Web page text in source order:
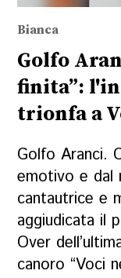
Bianca
Golfo
finita”:
trionfa a
Golfo Aranci.
emotivo e dal
cantautrice e
aggiudicata il
Over
canoro “Voci